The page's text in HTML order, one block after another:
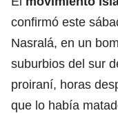
confirmó este
Nasralá, en un
suburbios del sur
proiraní, horas
que lo había